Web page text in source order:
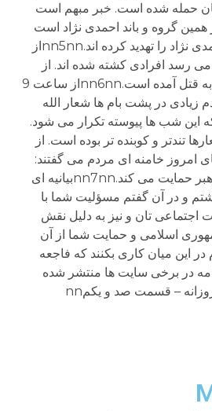
حمله شده است. خبر مبهم است
گروه و باند احمدی نژاد است
که نمایندگان مخالف احمدی نژاد را تهدید کرده اند.nn5nnاز
رسد افرادی کشته شده اند. از
جمله در اصفهان جوانی به قتل آمده است.nn6nnاز ساعت 9
در پشت بام ها شعار الله
این شب ها پیوسته تکرار می شود.
تندتر و کوبنده تر بوده است. از
امروز خامنه ای مردم می گفتند:
دولت جنایت می کند / رهبر حمایت می کند.nn7nnبیانیه ای
و در آن گفتم مسؤلیت شما با
اجتماعی تان و نیز به دلیل نقش
اسلامی و حمایت شما از آن
این میان کاری بکنند که فاجعه
نامه در برخی سایت ها منتشر شده